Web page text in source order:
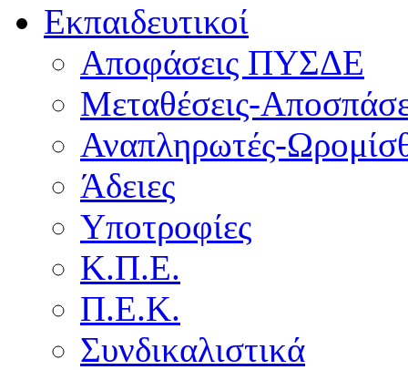
Εκπαιδευτικοί
Αποφάσεις ΠΥΣΔΕ
Μεταθέσεις-
Αναπληρωτές-
Άδειες
Υποτροφίες
Κ.Π.Ε.
Π.Ε.Κ.
Συνδικαλιστικά